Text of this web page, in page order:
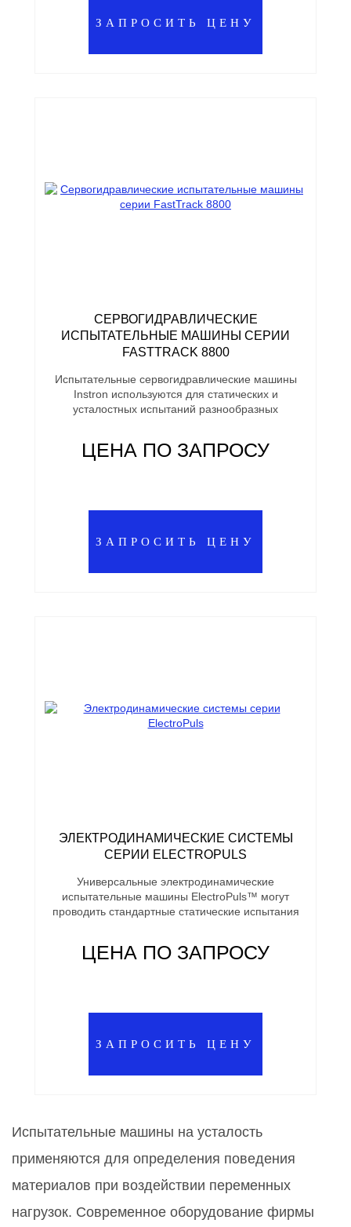
ЗАПРОСИТЬ ЦЕНУ
СЕРВОГИДРАВЛИЧЕСКИЕ
ИСПЫТАТЕЛЬНЫЕ МАШИНЫ СЕРИИ
FASTTRACK 8800
Испытательные сервогидравлические машины
Instron используются для статических и
усталостных испытаний разнообразных
ЦЕНА ПО ЗАПРОСУ
ЗАПРОСИТЬ ЦЕНУ
ЭЛЕКТРОДИНАМИЧЕСКИЕ СИСТЕМЫ
СЕРИИ ELECTROPULS
Универсальные электродинамические
испытательные машины ElectroPuls™ могут
проводить стандартные статические испытания
ЦЕНА ПО ЗАПРОСУ
ЗАПРОСИТЬ ЦЕНУ
Испытательные машины на усталость
применяются для определения поведения
материалов при воздействии переменных
нагрузок. Современное оборудование фирмы